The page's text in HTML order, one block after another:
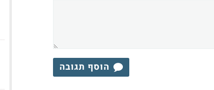
הוסף תגובה